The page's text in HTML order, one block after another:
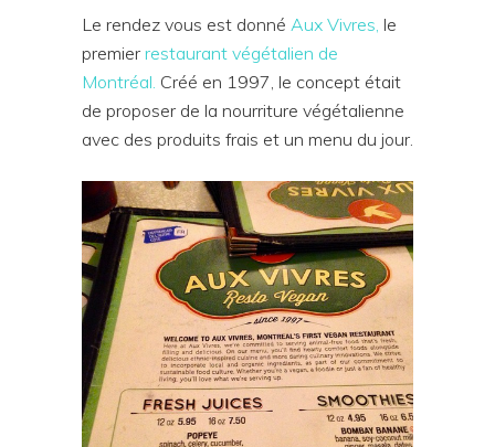
Le rendez vous est donné Aux Vivres, le
premier restaurant végétalien de
Montréal. Créé en 1997, le concept était
de proposer de la nourriture végétalienne
avec des produits frais et un menu du jour.